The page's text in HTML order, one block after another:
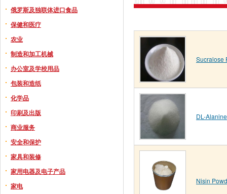
俄罗斯及独联体进口食品
保健和医疗
农业
制造和加工机械
办公室及学校用品
包装和造纸
化学品
印刷及出版
商业服务
安全和保护
家具和装修
家用电器及电子产品
家电
Sucralose
DL-Alanine
Nisin